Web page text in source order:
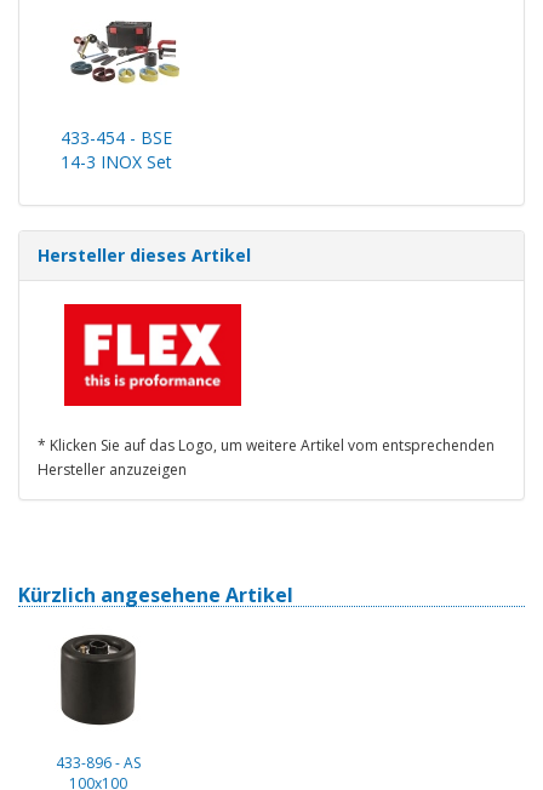
433-454 - BSE
14-3 INOX Set
Hersteller dieses Artikel
* Klicken Sie auf das Logo, um weitere Artikel vom entsprechenden
Hersteller anzuzeigen
Kürzlich angesehene Artikel
433-896 - AS
100x100